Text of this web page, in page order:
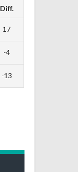
Diff.
17
-4
-13